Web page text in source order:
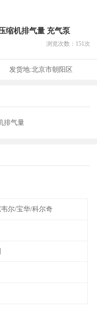
缩机排气量 充气泵
浏览次数： 151次
发货地:北京市朝阳区
排气量
尔/宝华/科尔奇